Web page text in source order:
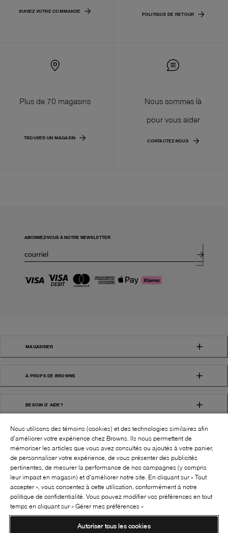
SUIVEZ VOTRE COMMANDE
POLITIQUE DE RETOUR
Plus de 70 magasins
TROUVER UN MAGASIN
Nous sommes là
pour vous aider
CONTACTEZ-NOUS
ABONNEZ-VOUS À NOTRE NEWSLETTER
MAGASINER
À PROPS DE BROWNS
BESOIN D' AIDE?
BROWNS SHOES INC. TOUS DROITS
RÉSERVÉS
SUIVEZ-NOUS!:
Nous utilisons des témoins (cookies) et des technologies similaires afin
d’améliorer votre expérience chez Browns. Ils nous permettent de
mémoriser les articles que vous avez consultés ou ajoutés à votre panier,
de personnaliser votre expérience, de vous présenter des publicités
pertinentes, de mesurer la performance de nos campagnes (y compris
leur impact en magasin) et d’améliorer notre site. En cliquant sur « Tout
accepter », vous consentez à cette utilisation, conformément à notre
politique de confidentialité. Vous pouvez modifier vos préférences en tout
temps en cliquant sur « Gérer mes préférences »
Autoriser tous les cookies